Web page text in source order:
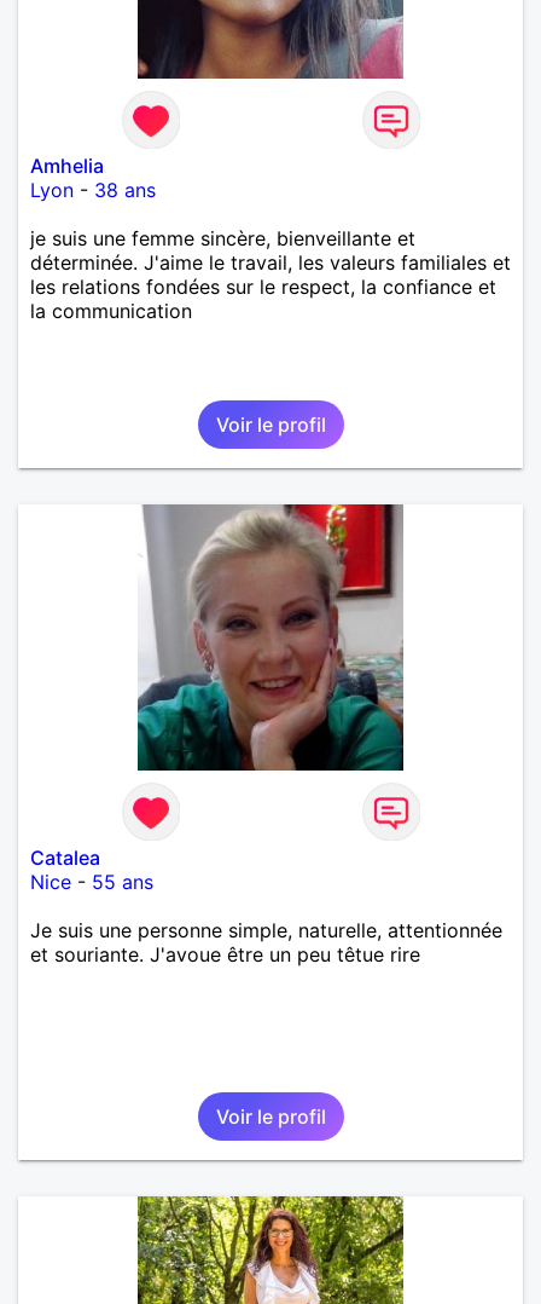
Amhelia
Lyon - 38 ans
je suis une femme sincère, bienveillante et
déterminée. J'aime le travail, les valeurs familiales et
les relations fondées sur le respect, la confiance et
la communication
Voir le profil
Catalea
Nice - 55 ans
Je suis une personne simple, naturelle, attentionnée
et souriante. J'avoue être un peu têtue rire
Voir le profil